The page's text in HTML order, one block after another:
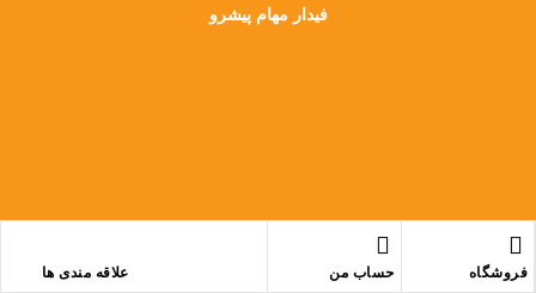
فروشگاه حساب من علاقه مندی ها
فیدار مهام پیشرو